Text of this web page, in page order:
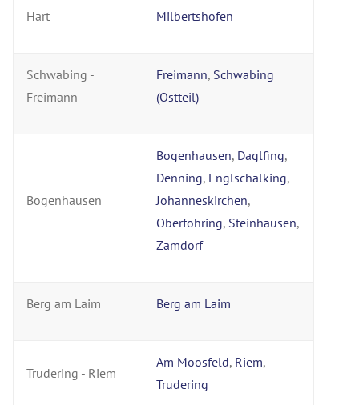
Hart
Milbertshofen
Schwabing -
Freimann
Freimann, Schwabing
(Ostteil)
Bogenhausen
Bogenhausen, Daglfing,
Denning, Englschalking,
Johanneskirchen,
Oberföhring, Steinhausen,
Zamdorf
Berg am Laim Berg am Laim
Trudering - Riem
Am Moosfeld, Riem,
Trudering